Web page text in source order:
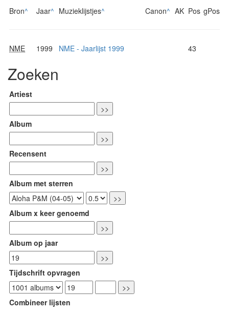
Bron^ Jaar^ Muzieklijstjes^ Canon^ AK Pos gPos
NME 1999 NME - Jaarlijst 1999 43
Zoeken
Artiest
Album
Recensent
Album met sterren
Album x keer genoemd
Album op jaar
Tijdschrift opvragen
Combineer lijsten